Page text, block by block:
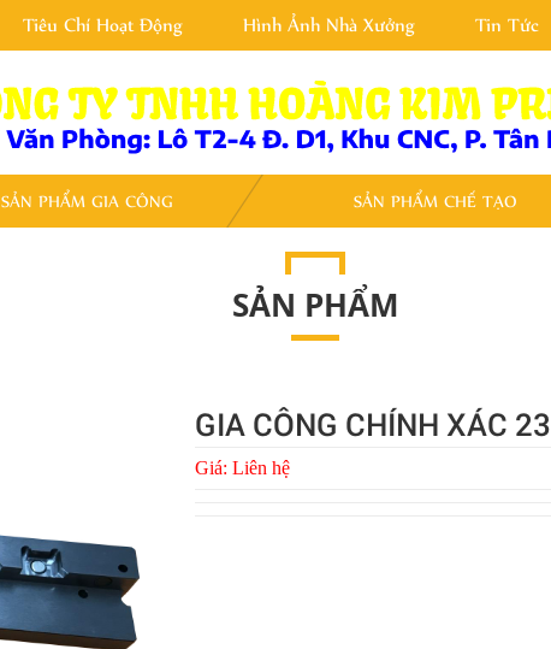
Tiêu Chí Hoạt Động Hình Ảnh Nhà Xưởng Tin Tức
SẢN PHẨM GIA CÔNG SẢN PHẨM CHẾ TẠO
SẢN PHẨM
GIA CÔNG CHÍNH XÁC 23
Giá: Liên hệ